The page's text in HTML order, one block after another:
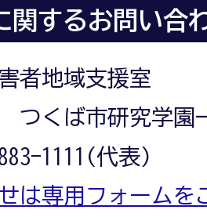
関するお問い合
者地域支援室
つくば市研究学園
1111(代表)
は専用フォームを